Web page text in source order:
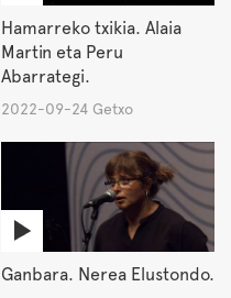
Hamarreko txikia. Alaia
Martin eta Peru
Abarrategi.
2022-09-24 Getxo
Ganbara. Nerea Elustondo.